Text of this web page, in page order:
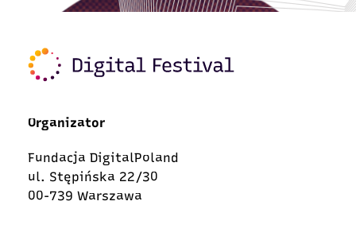
Organizator
Fundacja DigitalPoland
ul. Stępińska 22/30
00-739 Warszawa